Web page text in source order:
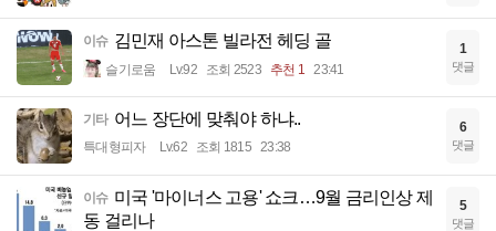
이슈 김민재 아스톤 빌라전 헤딩 골
슬기로움 Lv.92 조회 2523 추천 1 23:41
1
댓글
기타 어느 장단에 맞춰야 하냐..
특대형피자 Lv.62 조회 1815 23:38
6
댓글
이슈 미국 '마이너스 고용' 쇼크…9월 금리인상 제
동 걸리나
5
댓글